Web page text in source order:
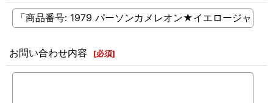
お問い合わせ内容 [必須]